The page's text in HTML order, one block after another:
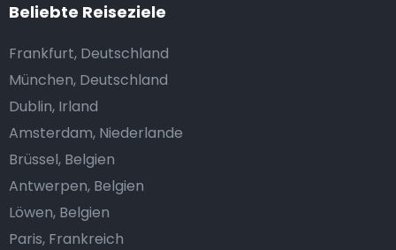
Beliebte Reiseziele
Frankfurt, Deutschland
München, Deutschland
Dublin, Irland
Amsterdam, Niederlande
Brüssel, Belgien
Antwerpen, Belgien
Löwen, Belgien
Paris, Frankreich